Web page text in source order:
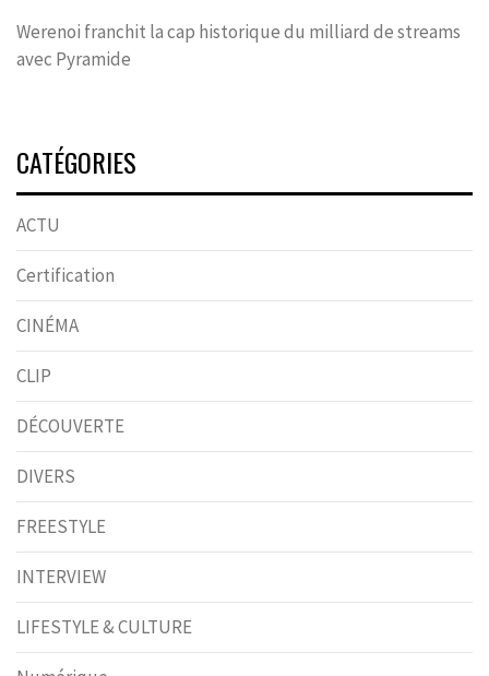
Werenoi franchit la cap historique du milliard de streams
avec Pyramide
CATÉGORIES
ACTU
Certification
CINÉMA
CLIP
DÉCOUVERTE
DIVERS
FREESTYLE
INTERVIEW
LIFESTYLE & CULTURE